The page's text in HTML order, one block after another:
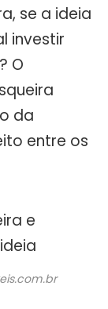
se a ideia
investir
O
da
entre os